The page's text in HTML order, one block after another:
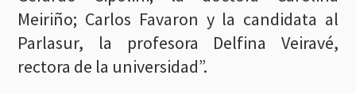
Meiriño; Carlos Favaron y la candidata al
Parlasur, la profesora Delfina Veiravé,
rectora de la universidad”.